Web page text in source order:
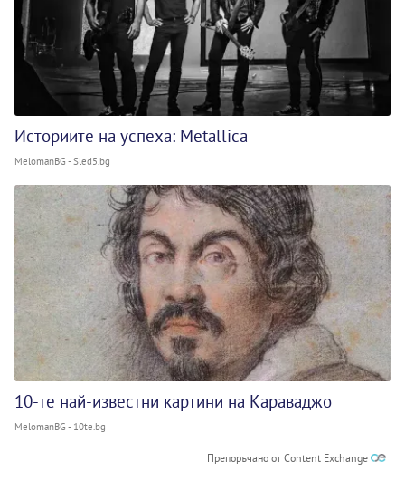
Историите на успеха: Metallica
MelomanBG - Sled5.bg
10-те най-известни картини на Караваджо
MelomanBG - 10te.bg
Препоръчано от Content Exchange